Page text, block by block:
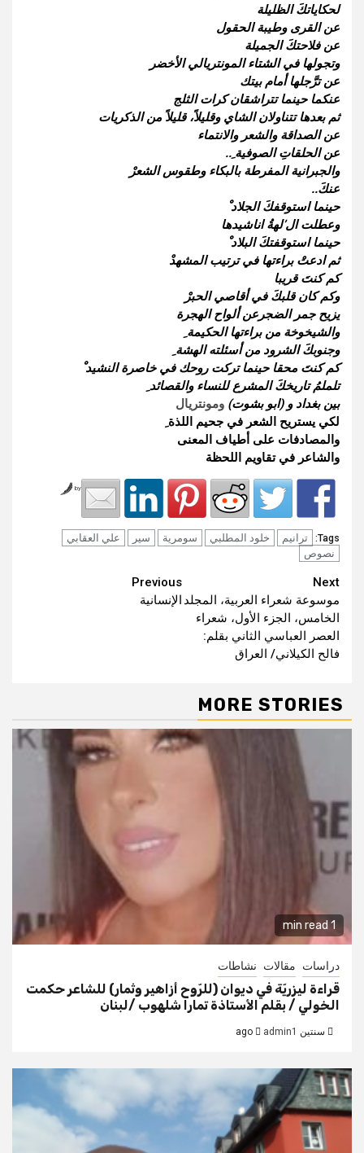
لحكاياتكَ الظليلة
عن القرى وطيبة الحقول
عن فلاحتكَ الجميلة
وتجولها في الشتاء المونتريالي الأخضر
عن ترَّجلها أمام بيتك
عنكما حينما تتراشقان كرات الثلج
ثم بعدها تتناولان الشاي وقليلاً، قليلاً من الذكريات
عن الصداقة والشعر والانتماء
عن الحلقاتِ الصوفية ِ..
والجبرانية المفرطة بالبكاء وطقوس الشعرْ
عنكَ..
حينما استوقفكَ الجلاد ْ
وعطلت ال’لهةُ اناشيدها
حينما استوقفتكَ البلاد ْ
ثم ادعتْ براءتها في ترتيب المشهدْ
كم كنتَ قريبا
وكم كان قلبكَ في أقاصي الحبرْ
يزيح جمر الضجرعن ألواح الهجرة
والشيخوخة من براءتها الحكيمة ِ
وجنوبكَ الشرود من أسئلته الهشة ِ
كم كنتَ محقا حينما تركت روحك في خاصرة النشيد ْ
تلملمُ تاريخكَ المشرع للنساء والقصائد ِ
بين بغداد و (ابو بشوت) ومونتريال
لكي يستريح الشعر في جحيم اللذة ِ
والمصادفات على أطياف المعنى
والشاعر في تقاويم اللحظة
by
Tags: ترانيم خلود المطلبي سومرية سير
علي العقابي
نصوص
Continue
Reading
Previous
الإنسانية
Next
موسوعة شعراء العربية، المجلد
الخامس، الجزء الأول، شعراء
العصر العباسي الثاني بقلم:
فالح الكيلاني/ العراق
MORE STORIES
1 min read
دراسات مقالات نشاطات
قراءة ليزريّة في ديوان (للرّوح أزاهير وثمار) للشاعر حكمت
الخولي / بقلم الأستاذة تمارا شلهوب /لبنان
سنتين ago admin1